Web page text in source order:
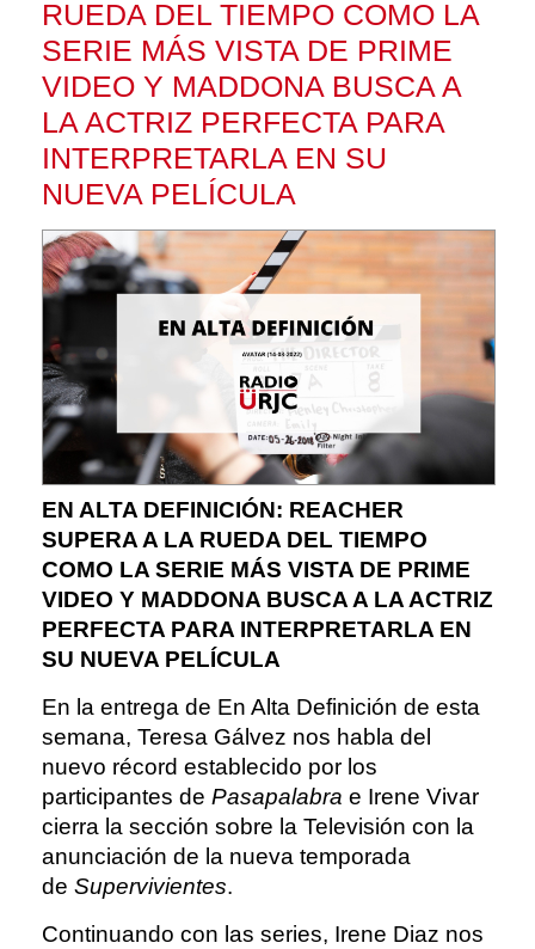
RUEDA DEL TIEMPO COMO LA
SERIE MÁS VISTA DE PRIME
VIDEO Y MADDONA BUSCA A
LA ACTRIZ PERFECTA PARA
INTERPRETARLA EN SU
NUEVA PELÍCULA
EN ALTA DEFINICIÓN: REACHER
SUPERA A LA RUEDA DEL TIEMPO
COMO LA SERIE MÁS VISTA DE PRIME
VIDEO Y MADDONA BUSCA A LA ACTRIZ
PERFECTA PARA INTERPRETARLA EN
SU NUEVA PELÍCULA
En la entrega de En Alta Definición de esta
semana, Teresa Gálvez nos habla del
nuevo récord establecido por los
participantes de Pasapalabra e Irene Vivar
cierra la sección sobre la Televisión con la
anunciación de la nueva temporada
de Supervivientes.
Continuando con las series, Irene Diaz nos